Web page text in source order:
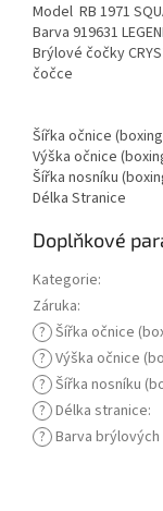
Model RB 1971
Barva 919631
Brýlové čočky
čočce
Šířka očnice
Výška očnice
Šířka nosníku
Délka Stranice :
Doplňkové
Kategorie:
Záruka:
? Šířka očnice
? Výška očnice
? Šířka nosníku
? Délka stranice:
? Barva